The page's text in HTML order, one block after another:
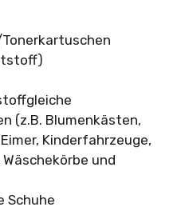
(z.B. Blumenkästen,
Kinderfahrzeuge,
und
Schuhe